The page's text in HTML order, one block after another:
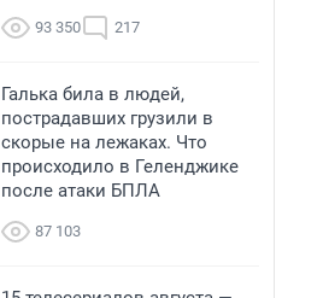
93 350 217
Галька била в людей,
пострадавших грузили в
скорые на лежаках. Что
происходило в Геленджике
после атаки БПЛА
87 103